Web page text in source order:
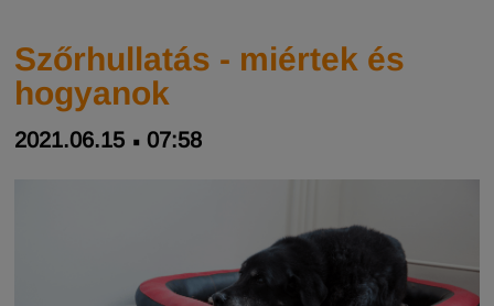
Szőrhullatás - miértek és
hogyanok
2021.06.15 07:58